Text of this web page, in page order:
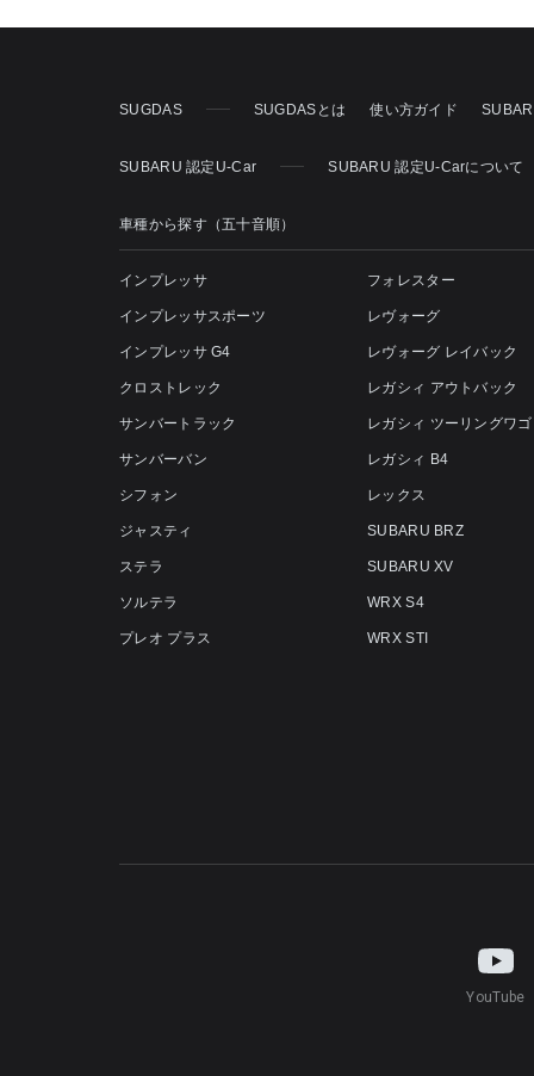
SUGDAS SUGDASとは 使い方ガイド
SUBARU 認定U-Car SUBARU 認定U-Carについて
車種から探す（五十音順）
インプレッサ
インプレッサスポーツ
インプレッサ G4
クロストレック
サンバートラック
サンバーバン
シフォン
ジャスティ
ステラ
ソルテラ
プレオ プラス
フォレスター
レヴォーグ
レヴォーグ レイバック
レガシィ アウトバック
レガシィ ツーリングワ
レガシィ B4
レックス
SUBARU BRZ
SUBARU XV
WRX S4
WRX STI
YouTube